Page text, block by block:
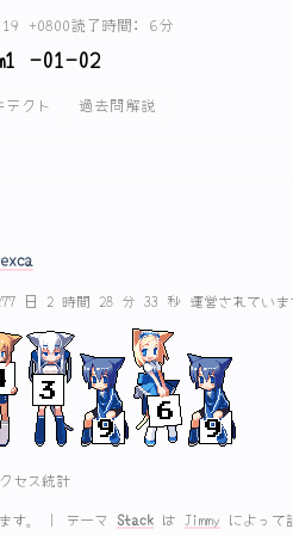
+0800読了時間: 6分
-01-02
クト 過去問解説
日 2 時間 28 分 33 秒 運営されていま
セス統計
す。 | テーマ Stackは Jimmy によって